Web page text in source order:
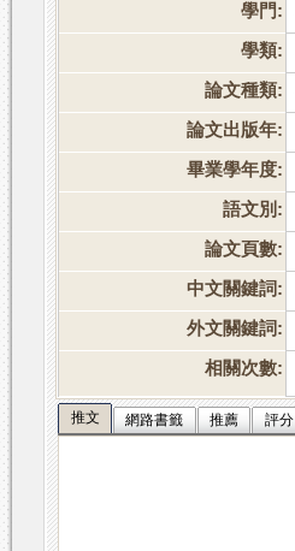
學門:
學類:
論文種類:
論文出版年:
畢業學年度:
語文別:
論文頁數:
中文關鍵詞:
外文關鍵詞:
相關次數:
推文 網路書籤 推薦 評分